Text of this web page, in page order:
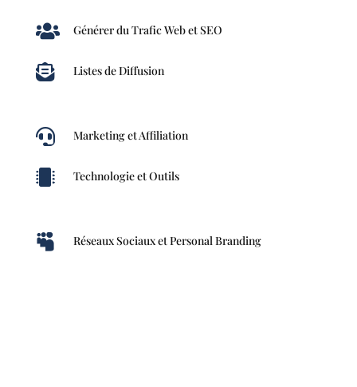
 Générer du Trafic Web et SEO
 Listes de Diffusion
 Marketing et Affiliation
 Technologie et Outils
 Réseaux Sociaux et Personal Branding